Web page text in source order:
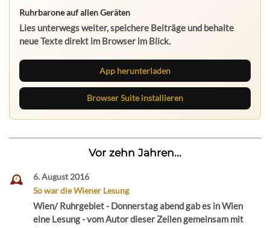
Ruhrbarone auf allen Geräten
Lies unterwegs weiter, speichere Beiträge und behalte
neue Texte direkt im Browser im Blick.
App herunterladen
Browser Suite installieren
Vor zehn Jahren...
6. August 2016
So war die Wiener Lesung
Wien/ Ruhrgebiet - Donnerstag abend gab es in Wien
eine Lesung - vom Autor dieser Zeilen gemeinsam mit